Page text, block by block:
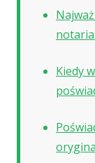
Kiedy